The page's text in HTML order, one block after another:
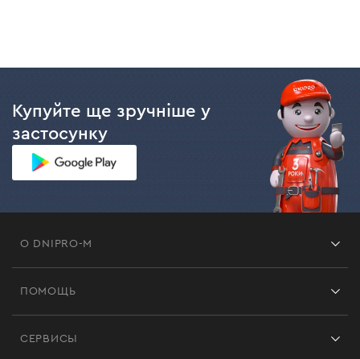
Купуйте ще зручніше у
застосунку
О DNIPRO-M
ПОМОЩЬ
СЕРВИСЫ